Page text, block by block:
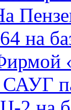
на
САУГ